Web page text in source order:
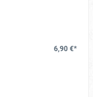
6,90 €*